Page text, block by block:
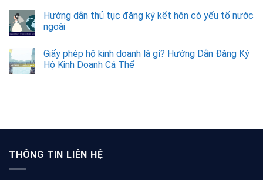
Hướng dẫn thủ tục đăng ký kết hôn có yếu tố nước
ngoài
Giấy phép hộ kinh doanh là gì? Hướng Dẫn Đăng Ký
Hộ Kinh Doanh Cá Thể
THÔNG TIN LIÊN HỆ